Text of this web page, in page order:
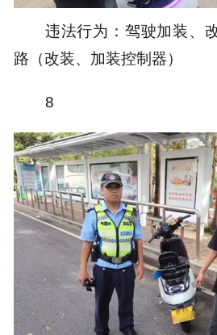
违法行为：驾驶加装、
路（改装、加装控制器）
8